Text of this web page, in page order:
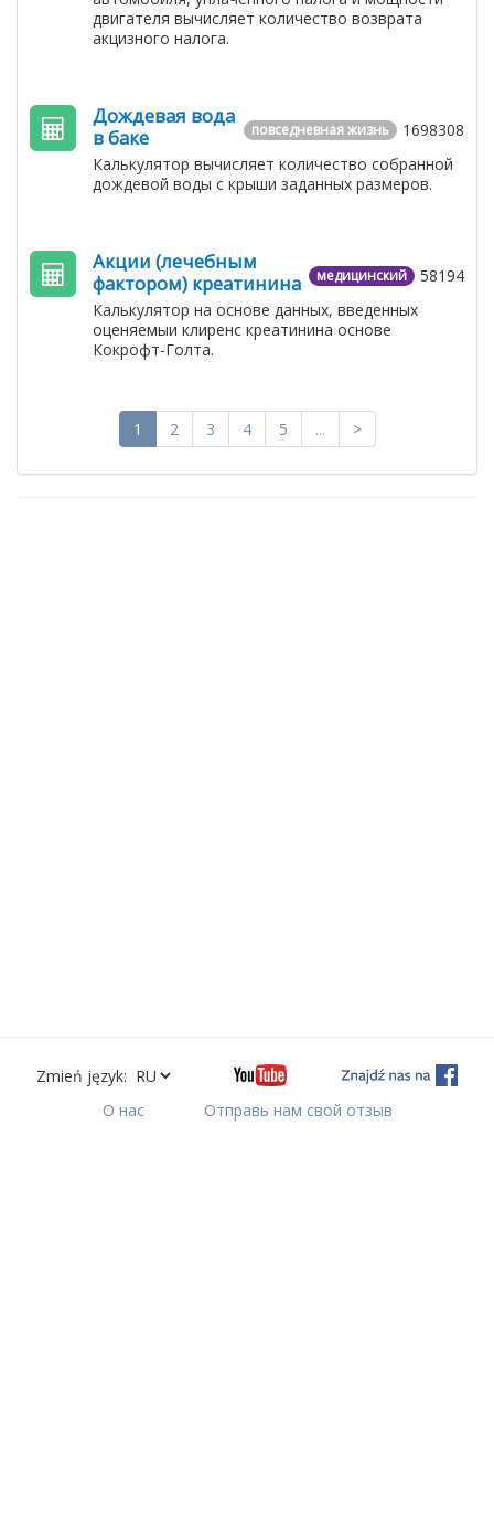
двигателя вычисляет количество возврата
акцизного налога.
1698308
повседневная жизнь
Дождевая вода
в баке
Калькулятор вычисляет количество собранной
дождевой воды с крыши заданных размеров.
58194
медицинский
Акции (лечебным
фактором) креатинина
Калькулятор на основе данных, введенных
оценяемыи клиренс креатинина основе
Кокрофт-Голта.
1 2 3 4 5 ... >
Zmień język:
О нас
Отправь нам свой отзыв